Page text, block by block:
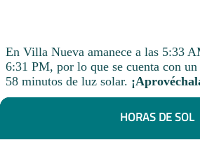
En Villa Nueva amanece a las 5:33
6:31 PM, por lo que se cuenta con
58 minutos de luz solar.
HORAS DE SOL